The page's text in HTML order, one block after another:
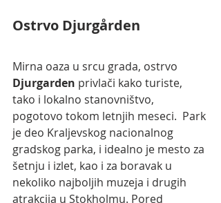
Ostrvo Djurgården
Mirna oaza u srcu grada, ostrvo
Djurgarden privlači kako turiste,
tako i lokalno stanovništvo,
pogotovo tokom letnjih meseci.  Park
je deo Kraljevskog nacionalnog
gradskog parka, i idealno je mesto za
šetnju i izlet, kao i za boravak u
nekoliko najboljih muzeja i drugih
atrakcija u Stokholmu. Pored